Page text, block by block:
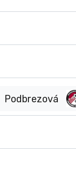
Podbrezová